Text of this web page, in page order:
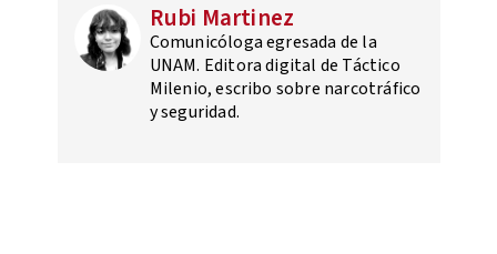
Rubi Martinez
Comunicóloga egresada de la
UNAM. Editora digital de Táctico
Milenio, escribo sobre narcotráfico
y seguridad.